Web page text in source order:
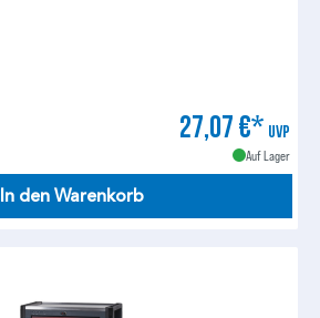
27,07 €* UVP
Auf Lager
In den Warenkorb